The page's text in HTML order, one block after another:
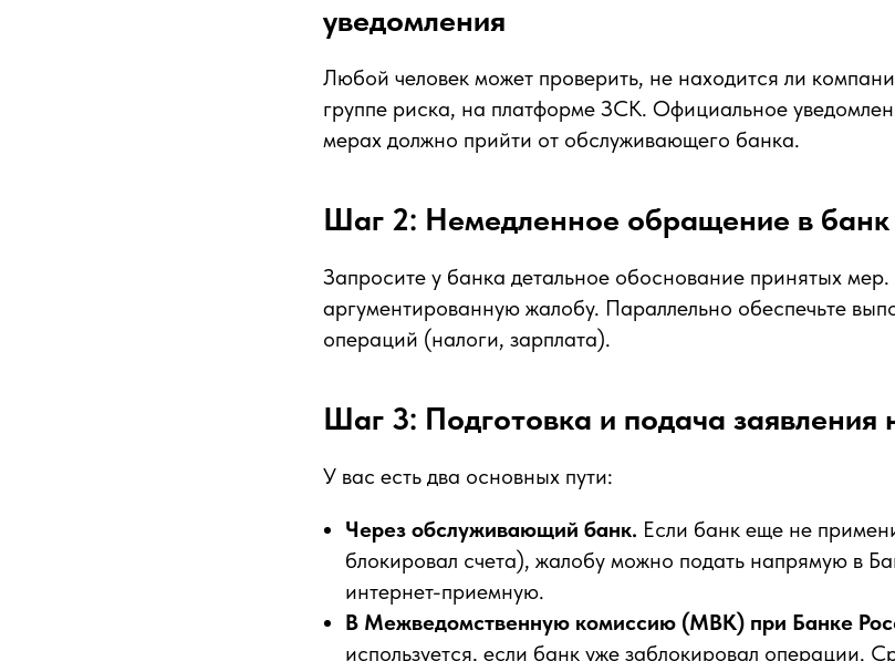
уведомления
Любой человек может проверить, не находится ли
группе риска, на платформе ЗСК. Официальное
мерах должно прийти от обслуживающего банка.
Шаг 2: Немедленное обращение в банк
Запросите у банка детальное обоснование принятых
аргументированную жалобу. Параллельно обеспечьте
операций (налоги, зарплата).
Шаг 3: Подготовка и подача заявления
У вас есть два основных пути:
Через обслуживающий банк. Если банк еще не
блокировал счета), жалобу можно подать напрямую в
интернет-приемную.
В Межведомственную комиссию (МВК) при Банке
используется, если банк уже заблокировал операции.